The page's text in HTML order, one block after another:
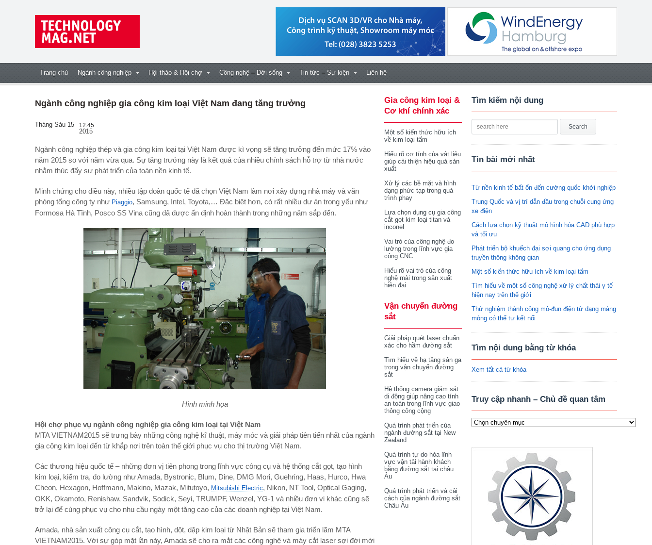
Trang chủ Ngành công nghiệp Hội thảo & Hội chợ Công nghệ – Đời sống Tin tức – Sự kiện Liên hệ
Ngành công nghiệp gia công kim loại Việt Nam đang tăng trưởng
Tháng Sáu 15 12:45
2015
Ngành công nghiệp thép và gia công kim loại tại Việt Nam được kì vọng sẽ tăng trưởng đến mức 17% vào
năm 2015 so với năm vừa qua. Sự tăng trưởng này là kết quả của nhiều chính sách hỗ trợ từ nhà nước
nhằm thúc đẩy sự phát triển của toàn nền kinh tế.
Minh chứng cho điều này, nhiều tập đoàn quốc tế đã chọn Việt Nam làm nơi xây dựng nhà máy và văn
phòng tổng công ty như Piaggio, Samsung, Intel, Toyota,… Đặc biệt hơn, có rất nhiều dự án trọng yếu như
Formosa Hà Tĩnh, Posco SS Vina cũng đã được ấn định hoàn thành trong những năm sắp đến.
Hình minh họa
Hội chợ phục vụ ngành công nghiệp gia công kim loại tại Việt Nam
MTA VIETNAM2015 sẽ trưng bày những công nghệ kĩ thuật, máy móc và giải pháp tiên tiến nhất của ngành
gia công kim loại đến từ khắp nơi trên toàn thế giới phục vụ cho thị trường Việt Nam.
Các thương hiệu quốc tế – những đơn vị tiên phong trong lĩnh vực công cụ và hệ thống cắt gọt, tạo hình
kim loại, kiểm tra, đo lường như Amada, Bystronic, Blum, Dine, DMG Mori, Guehring, Haas, Hurco, Hwa
Cheon, Hexagon, Hoffmann, Makino, Mazak, Mitutoyo, Mitsubishi Electric, Nikon, NT Tool, Optical Gaging,
OKK, Okamoto, Renishaw, Sandvik, Sodick, Seyi, TRUMPF, Wenzel, YG-1 và nhiều đơn vị khác cũng sẽ
trở lại để cùng phục vụ cho nhu cầu ngày một tăng cao của các doanh nghiệp tại Việt Nam.
Amada, nhà sản xuất công cụ cắt, tạo hình, dột, dập kim loại từ Nhật Bản sẽ tham gia triển lãm MTA
VIETNAM2015. Với sự góp mặt lần này, Amada sẽ cho ra mắt các công nghệ và máy cắt laser sợi đời mới
Gia công kim loại &
Cơ khí chính xác
Một số kiến thức hữu ích
về kim loại tấm
Hiểu rõ cơ tính của vật liệu
giúp cải thiện hiệu quả sản
xuất
Xử lý các bề mặt và hình
dạng phức tạp trong quá
trình phay
Lựa chọn dụng cụ gia công
cắt gọt kim loại titan và
inconel
Vai trò của công nghệ đo
lường trong lĩnh vực gia
công CNC
Hiểu rõ vai trò của công
nghệ mài trong sản xuất
hiện đại
Vận chuyển đường
sắt
Giải pháp quét laser chuẩn
xác cho hầm đường sắt
Tìm hiểu về hạ tầng sân ga
trong vận chuyển đường
sắt
Hệ thống camera giám sát
di động giúp nâng cao tính
an toàn trong lĩnh vực giao
thông công cộng
Quá trình phát triển của
ngành đường sắt tại New
Zealand
Quá trình tự do hóa lĩnh
vực vận tải hành khách
bằng đường sắt tại châu
Âu
Quá trình phát triển và cải
cách của ngành đường sắt
Châu Âu
Tìm kiếm nội dung
Tin bài mới nhất
Từ nền kinh tế bất ổn đến cường quốc khởi nghiệp
Trung Quốc và vị trí dẫn đầu trong chuỗi cung ứng
xe điện
Cách lựa chọn kỹ thuật mô hình hóa CAD phù hợp
và tối ưu
Phát triển bộ khuếch đại sợi quang cho ứng dụng
truyền thông không gian
Một số kiến thức hữu ích về kim loại tấm
Tìm hiểu về một số công nghệ xử lý chất thải y tế
hiện nay trên thế giới
Thử nghiệm thành công mô-đun điện tử dạng màng
mỏng có thể tự kết nối
Tìm nội dung bằng từ khóa
Xem tất cả từ khóa
Truy cập nhanh – Chủ đề quan tâm